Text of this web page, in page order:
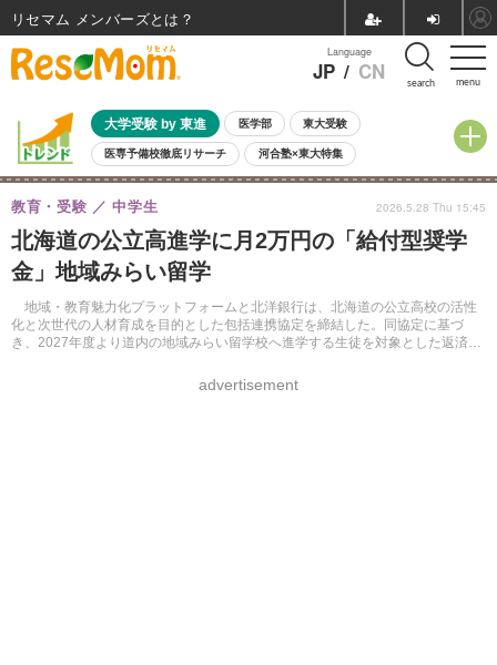
menu
Language
JP / CN search
大学受験 by 東進 医学部 東大受験
医専予備校徹底リサーチ 河合塾×東大特集
親子で考える大学選び 高校受験 中学受験 小学校受験
共通テスト 夏休み
8月開催イベント・WS 全国公立高校 過去問 人気記事
自由研究教材（小学生向け） 自由研究教材（中学生向け）
北海道の公立高進学に月2万円の「給付型奨学
金」地域みらい留学
地域・教育魅力化プラットフォームと北洋銀行は、北海道の公立高校の活性
化と次世代の人材育成を目的とした包括連携協定を締結した。同協定に基づ
き、2027年度より道内の地域みらい留学校へ進学する生徒を対象とした返済不
教育・受験 中学生
advertisement
2026.5.28 Thu 15:45
リセマム メンバーズ